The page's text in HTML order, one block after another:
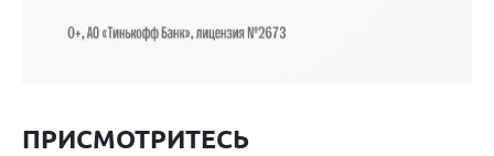
ПРИСМОТРИТЕСЬ